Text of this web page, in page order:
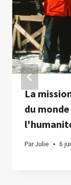
La
du
ParJulie 6